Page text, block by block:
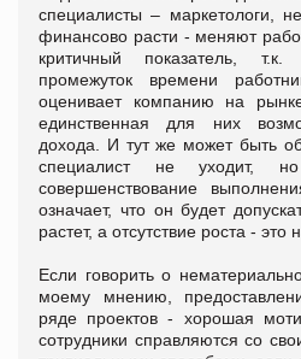
специалисты – маркетологи,
финансово расти - меняют
критичный показатель,
промежуток времени
оценивает компанию на
единственная для них
дохода. И тут же может быть
специалист не уходит,
совершенствование
означает, что он будет
растет, а отсутствие роста - это
Если говорить о
моему мнению,
ряде проектов - хорошая
сотрудники справляются со